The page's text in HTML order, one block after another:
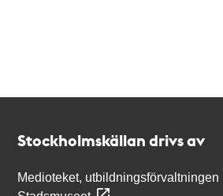
Stockholmskällan drivs av
Medioteket, utbildningsförvaltningen